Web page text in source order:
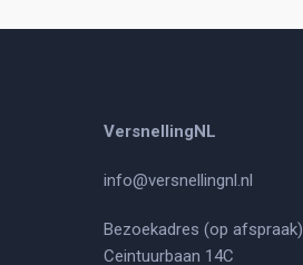
VersnellingNL
info@versnellingnl.nl
Bezoekadres (op afspraak)
Ceintuurbaan 14C